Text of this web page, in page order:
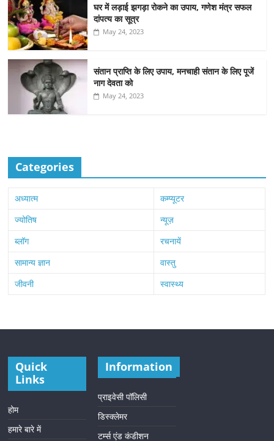
घर में लड़ाई झगड़ा रोकने का उपाय, गणेश मंत्र सफल
दांपत्य का सूत्र
May 24, 2023
संतान प्राप्ति के लिए उपाय, मनचाही संतान के लिए पूजें
नाग देवता को
May 24, 2023
Categories
अध्यात्म
कम्प्यूटर
ज्योतिष
न्यूज़
ब्लॉग
रचनायें
सामान्य ज्ञान
वास्तु
जीवनी
स्वास्थ्य
Quick
Links
होम
हमारे बारे में
Information
प्राइवेसी पॉलिसी
डिस्क्लेमर
टर्म्स एंड कंडीशन